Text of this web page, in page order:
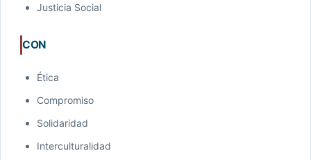
Justicia Social
CON
Ética
Compromiso
Solidaridad
Interculturalidad